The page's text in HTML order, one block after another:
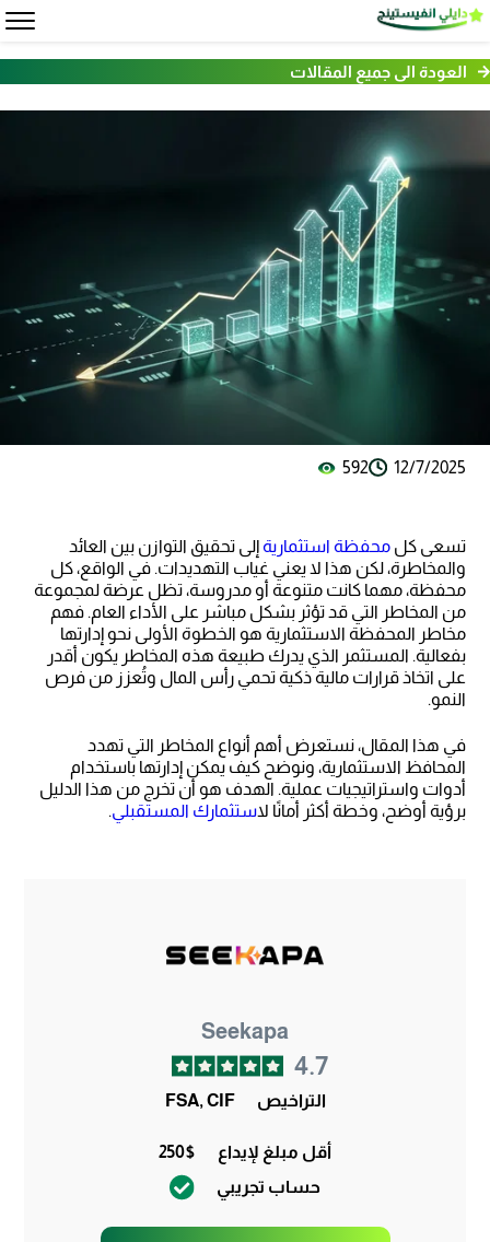
العودة الى جميع المقالات
12/7/2025
592
تسعى كل محفظة استثمارية إلى تحقيق التوازن بين العائد
والمخاطرة، لكن هذا لا يعني غياب التهديدات. في الواقع، كل
محفظة، مهما كانت متنوعة أو مدروسة، تظل عرضة لمجموعة
من المخاطر التي قد تؤثر بشكل مباشر على الأداء العام. فهم
مخاطر المحفظة الاستثمارية هو الخطوة الأولى نحو إدارتها
بفعالية. المستثمر الذي يدرك طبيعة هذه المخاطر يكون أقدر
على اتخاذ قرارات مالية ذكية تحمي رأس المال وتُعزز من فرص
النمو.
في هذا المقال، نستعرض أهم أنواع المخاطر التي تهدد
المحافظ الاستثمارية، ونوضح كيف يمكن إدارتها باستخدام
أدوات واستراتيجيات عملية. الهدف هو أن تخرج من هذا الدليل
برؤية أوضح، وخطة أكثر أمانًا لاستثمارك المستقبلي.
Seekapa
4.7
التراخيص FSA, CIF
أقل مبلغ لإيداع
250$
حساب تجريبي